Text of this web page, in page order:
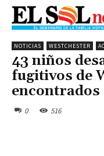
NOTICIAS WESTCHESTER
43 niños
fugitivos de
encontrados
0 516